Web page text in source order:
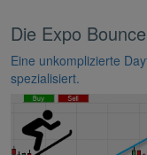
Die Expo
Eine unkomplizierte
spezialisiert.